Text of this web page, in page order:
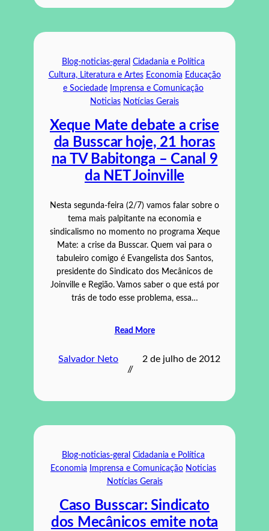
Blog-noticias-geral Cidadania e Política
Cultura, Literatura e Artes Economia Educação
e Sociedade
Imprensa e Comunicação
Noticias Notícias Gerais
Xeque Mate debate a crise
da Busscar hoje, 21 horas
na TV Babitonga – Canal 9
da NET Joinville
Nesta segunda-feira (2/7) vamos falar sobre o
tema mais palpitante na economia e
sindicalismo no momento no programa Xeque
Mate: a crise da Busscar. Quem vai para o
tabuleiro comigo é Evangelista dos Santos,
presidente do Sindicato dos Mecânicos de
Joinville e Região. Vamos saber o que está por
trás de todo esse problema, essa…
Read More
Salvador Neto
//
2 de julho de 2012
Blog-noticias-geral Cidadania e Política
Economia
Imprensa e Comunicação Noticias
Notícias Gerais
Caso Busscar: Sindicato
dos Mecânicos emite nota